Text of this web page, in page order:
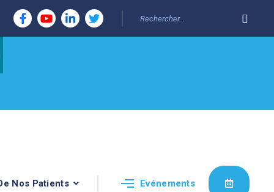
Nos Patients Evénements